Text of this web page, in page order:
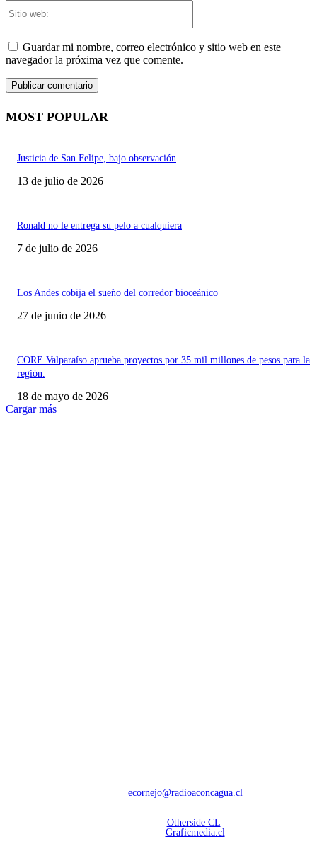
Guardar mi nombre, correo electrónico y sitio web en este
navegador la próxima vez que comente.
MOST POPULAR
Justicia de San Felipe, bajo observación
13 de julio de 2026
Ronald no le entrega su pelo a cualquiera
7 de julio de 2026
Los Andes cobija el sueño del corredor bioceánico
27 de junio de 2026
CORE Valparaíso aprueba proyectos por 35 mil millones de pesos para la
región.
18 de mayo de 2026
Cargar más
ecornejo@radioaconcagua.cl
Otherside CL
Graficmedia.cl